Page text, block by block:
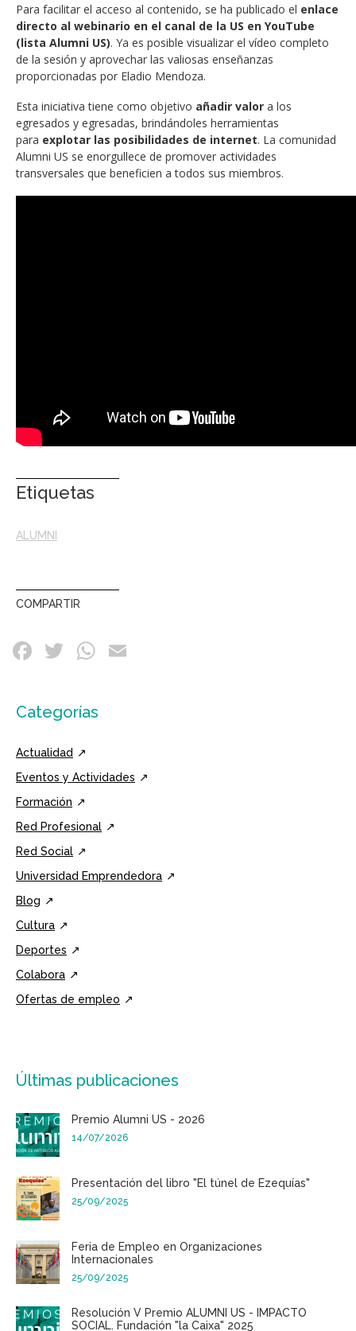
Para facilitar el acceso al contenido, se ha publicado el enlace
directo al webinario en el canal de la US en YouTube
(lista Alumni US). Ya es posible visualizar el vídeo completo
de la sesión y aprovechar las valiosas enseñanzas
proporcionadas por Eladio Mendoza.
Esta iniciativa tiene como objetivo añadir valor a los
egresados y egresadas, brindándoles herramientas
para explotar las posibilidades de internet. La comunidad
Alumni US se enorgullece de promover actividades
transversales que beneficien a todos sus miembros.
Etiquetas
ALUMNI
COMPARTIR
Categorías
Actualidad
Eventos y Actividades
Formación
Red Profesional
Red Social
Universidad Emprendedora
Blog
Cultura
Deportes
Colabora
Ofertas de empleo
Últimas publicaciones
Premio Alumni US - 2026
14/07/2026
Presentación del libro "El túnel de Ezequías"
25/09/2025
Feria de Empleo en Organizaciones
Internacionales
25/09/2025
Resolución V Premio ALUMNI US - IMPACTO
SOCIAL. Fundación "la Caixa" 2025